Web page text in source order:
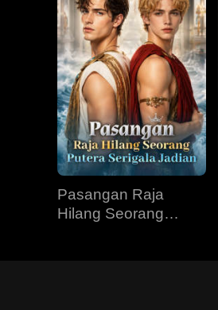
Pasangan Raja
Hilang Seorang